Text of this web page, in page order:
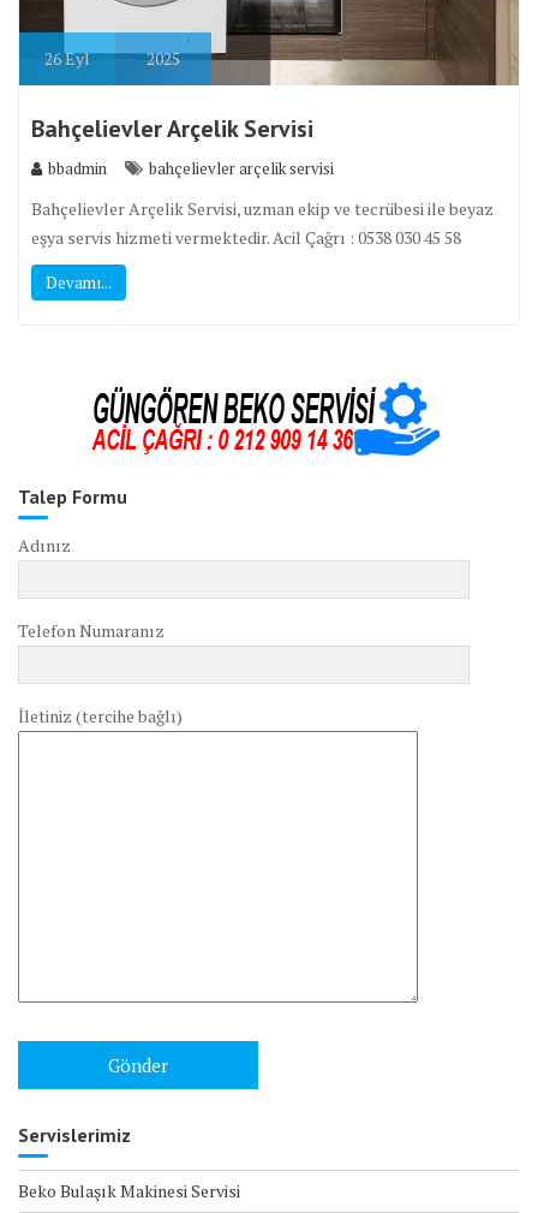
26Eyl 2025
Bahçelievler Arçelik Servisi
bbadmin bahçelievler arçelik servisi
Bahçelievler Arçelik Servisi, uzman ekip ve tecrübesi ile beyaz
eşya servis hizmeti vermektedir. Acil Çağrı : 0538 030 45 58
Devamı...
Talep Formu
Adınız
Telefon Numaranız
İletiniz (tercihe bağlı)
Servislerimiz
Beko Bulaşık Makinesi Servisi